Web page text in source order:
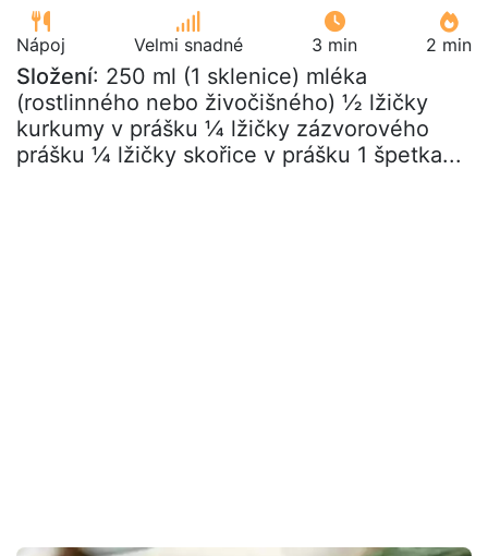
Nápoj Velmi snadné 3 min 2 min
Složení: 250 ml (1 sklenice) mléka
(rostlinného nebo živočišného) ½ lžičky
kurkumy v prášku ¼ lžičky zázvorového
prášku ¼ lžičky skořice v prášku 1 špetka...